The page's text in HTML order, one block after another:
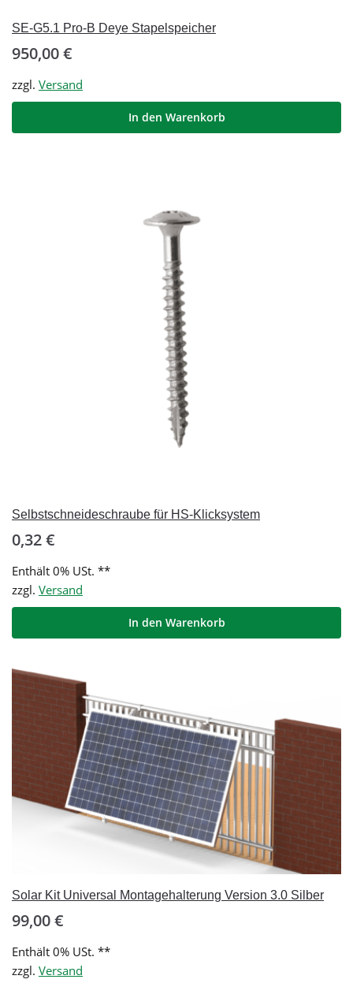
SE-G5.1 Pro-B Deye Stapelspeicher
950,00€
zzgl. Versand
In den Warenkorb
Selbstschneideschraube für HS-Klicksystem
0,32€
Enthält 0% USt. **
zzgl. Versand
In den Warenkorb
Solar Kit Universal Montagehalterung Version 3.0 Silber
99,00€
Enthält 0% USt. **
zzgl. Versand